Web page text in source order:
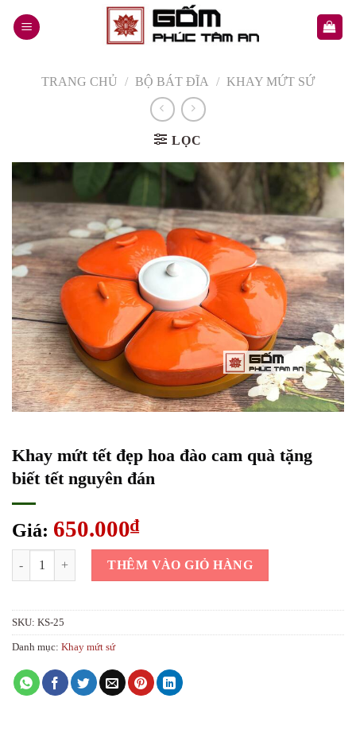
TRANG CHỦ / BỘ BÁT ĐĨA / KHAY MỨT SỨ
LỌC
Khay mứt tết đẹp hoa đào cam quà tặng
biết tết nguyên đán
Giá: 650.000₫
Khay mứt tết đẹp hoa đào cam quà tặng biết tết nguyên đán số lượng
THÊM VÀO GIỎ HÀNG
SKU: KS-25
Danh mục: Khay mứt sứ